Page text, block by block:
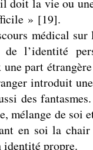
doit la vie ou
» [19].
médical
l’identité
part
introduit
des
mélange de soi
en soi la
identité propre.